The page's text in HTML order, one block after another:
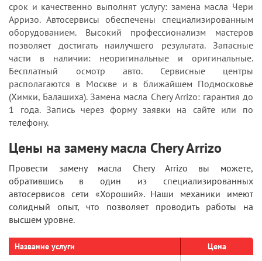
срок и качественно выполнят услугу: замена масла Чери
Арризо. Автосервисы обеспечены специализированным
оборудованием. Высокий профессионализм мастеров
позволяет достигать наилучшего результата. Запасные
части в наличии: неоригинальные и оригинальные.
Бесплатный осмотр авто. Сервисные центры
располагаются в Москве и в ближайшем Подмосковье
(Химки, Балашиха). Замена масла Chery Arrizo: гарантия до
1 года. Запись через форму заявки на сайте или по
телефону.
Цены на замену масла Chery Arrizo
Провести замену масла Chery Arrizo вы можете,
обратившись в один из специализированных
автосервисов сети «Хороший». Наши механики имеют
солидный опыт, что позволяет проводить работы на
высшем уровне.
Название услуги
Цена